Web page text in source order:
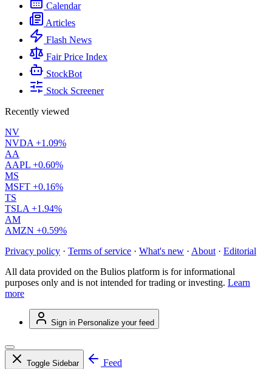
Calendar
Articles
Flash News
Fair Price Index
StockBot
Stock Screener
Recently viewed
NV
NVDA +1.09%
AA
AAPL +0.60%
MS
MSFT +0.16%
TS
TSLA +1.94%
AM
AMZN +0.59%
Privacy policy · Terms of service · What's new · About · Editorial
All data provided on the Bulios platform is for informational
purposes only and is not intended for trading or investing. Learn
more
Sign in Personalize your feed
Toggle Sidebar
Feed